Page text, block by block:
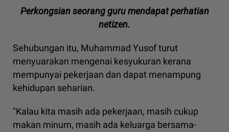
Perkongsian seorang guru mendapat perhatian
netizen.
Sehubungan itu, Muhammad Yusof turut
menyuarakan mengenai kesyukuran kerana
mempunyai pekerjaan dan dapat menampung
kehidupan seharian.
"Kalau kita masih ada pekerjaan, masih cukup
makan minum, masih ada keluarga bersama-